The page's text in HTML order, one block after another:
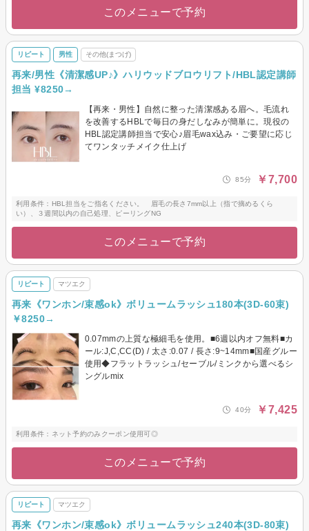
このメニューで予約
リピート 男性 その他(まつげ)
再来/男性《清潔感UP♪》ハリウッドブロウリフト/HBL認定講師
担当 ¥8250→
【再来・男性】自然に整った清潔感ある眉へ。毛流れ
を改善するHBLで毎日の身だしなみが簡単に。現役の
HBL認定講師担当で安心♪眉毛wax込み・ご要望に応じ
てワンタッチメイク仕上げ
85分 ￥7,700
利用条件：HBL担当をご指名ください。 眉毛の長さ7mm以上（指で摘めるくら
い）、３週間以内の自己処理、ピーリングNG
このメニューで予約
リピート マツエク
再来《ワンホン/束感ok》ボリュームラッシュ180本(3D-60束)
￥8250→
0.07mmの上質な極細毛を使用。■6週以内オフ無料■カ
ール:J,C,CC(D) / 太さ:0.07 / 長さ:9~14mm■国産グルー
使用◆フラットラッシュ/セーブル/ミンクから選べるシ
ングルmix
40分 ￥7,425
利用条件：ネット予約のみクーポン使用可◎
このメニューで予約
リピート マツエク
再来《ワンホン/束感ok》ボリュームラッシュ240本(3D-80束)